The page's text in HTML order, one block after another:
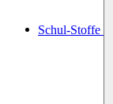
Schul-Stoffe